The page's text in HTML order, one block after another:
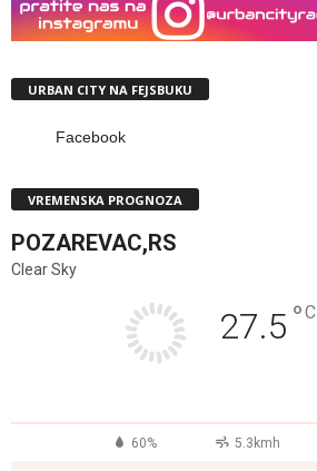
URBAN CITY NA FEJSBUKU
Facebook
VREMENSKA PROGNOZA
POZAREVAC,RS
Clear Sky
27.5 °C
60% 5.3kmh